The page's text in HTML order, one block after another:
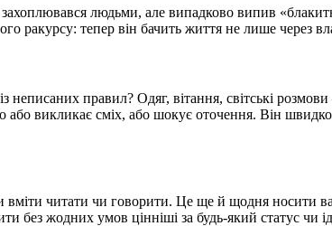
людьми, але випадково випив
ракурсу: тепер він бачить життя не лише через
неписаних правил? Одяг, вітання, світські
або викликає сміх, або шокує оточення. Він
читати чи говорити. Це ще й щодня носити
без жодних умов цінніші за будь-який статус чи